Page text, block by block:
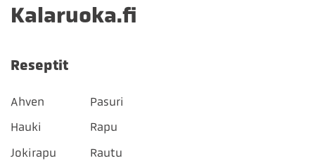
Kalaruoka.fi
Reseptit
Ahven
Hauki
Jokirapu
Pasuri
Rapu
Rautu